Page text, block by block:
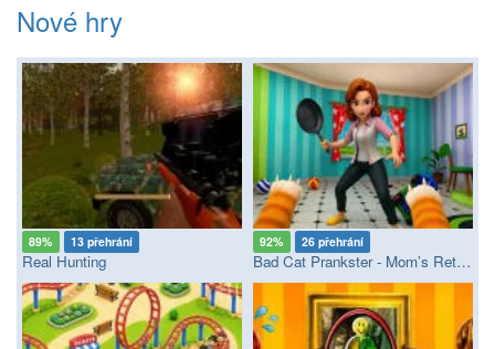
Nové hry
89% 13 přehrání
Real Hunting
92% 26 přehrání
Bad Cat Prankster - Mom’s Return